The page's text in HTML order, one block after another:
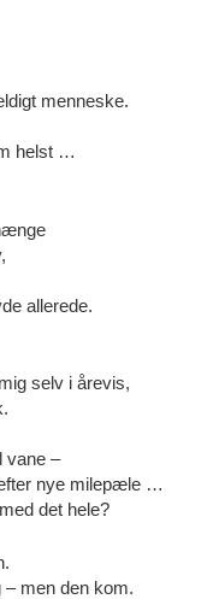
menneske.
helst …
allerede.
selv i årevis,
vane –
nye milepæle …
det hele?
men den kom.